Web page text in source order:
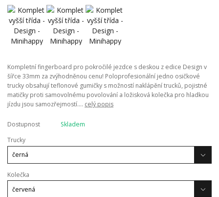
Kompletní fingerboard pro pokročilé jezdce s deskou z edice Design v
šířce 33mm za zvýhodněnou cenu! Poloprofesionální jedno osičkové
trucky obsahují teflonové gumičky s možností naklápění trucků, pojistné
matičky proti samovolnému povolování a ložisková kolečka pro hladkou
jízdu jsou samozřejmostí.... celý popis
Dostupnost
Skladem
Trucky
Kolečka